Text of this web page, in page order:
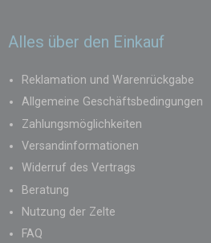
Alles über den Einkauf
Reklamation und Warenrückgabe
Allgemeine Geschäftsbedingungen
Zahlungsmöglichkeiten
Versandinformationen
Widerruf des Vertrags
Beratung
Nutzung der Zelte
FAQ